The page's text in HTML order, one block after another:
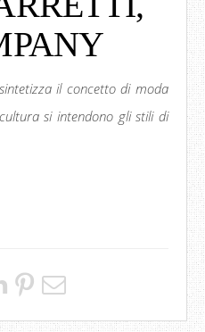
il concetto di moda
si intendono gli stili di